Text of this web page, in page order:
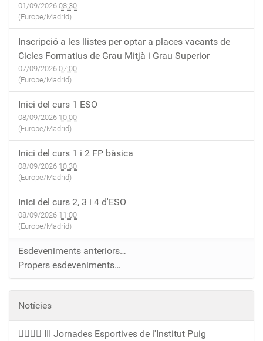
01/09/2026 08:30
(Europe/Madrid)
Inscripció a les llistes per optar a places vacants de
Cicles Formatius de Grau Mitjà i Grau Superior
07/09/2026 07:00
(Europe/Madrid)
Inici del curs 1 ESO
08/09/2026 10:00
(Europe/Madrid)
Inici del curs 1 i 2 FP bàsica
08/09/2026 10:30
(Europe/Madrid)
Inici del curs 2, 3 i 4 d'ESO
08/09/2026 11:00
(Europe/Madrid)
Esdeveniments anteriors…
Propers esdeveniments…
Notícies
🏃‍♀️🏃‍♂️ III Jornades Esportives de l'Institut Puig